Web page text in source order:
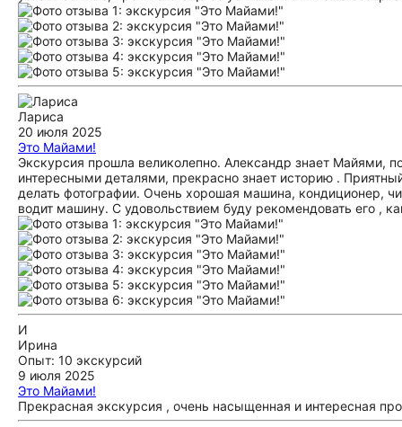
Лариса
20 июля 2025
Это Майами!
Экскурсия прошла великолепно. Александр знает Майями,
интересными деталями, прекрасно знает историю .
делать фотографии. Очень хорошая машина, кондиционер,
водит машину. С удовольствием буду рекомендовать его ,
И
Ирина
Опыт: 10 экскурсий
9 июля 2025
Это Майами!
Прекрасная экскурсия , очень насыщенная и интересная